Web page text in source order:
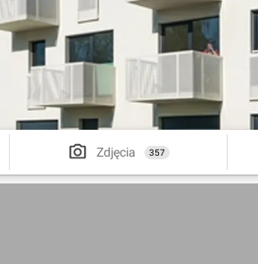
Zdjęcia 357